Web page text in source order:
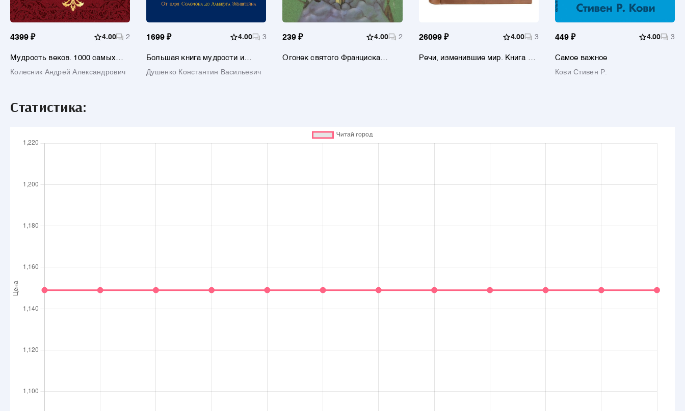
4399 ₽ 4.00 2
Мудрость веков. 1000 самых
человечества / 2-е изд.
Колесник Андрей Александрович
1699 ₽ 4.00 3
Большая книга мудрости и
Душенко Константин Васильевич
239 ₽ 4.00 2
Огонек святого Франциска
26099 ₽ 4.00 3
Речи, изменившие мир. Книга в
449 ₽ 4.00 3
Самое важное
Кови Стивен Р.
Статистика: